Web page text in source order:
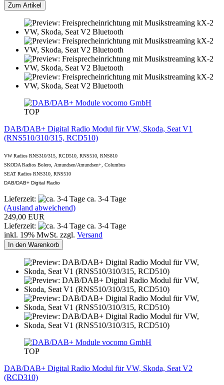
Zum Artikel
vocomo GmbH
TOP
DAB/DAB+ Digital Radio Modul für VW, Skoda, Seat V1
(RNS510/310/315, RCD510)
VW Radios RNS310/315, RCD510, RNS510, RNS810
SKODA Radios Bolero, Amundsen/Amundsen+, Columbus
SEAT Radios RNS310, RNS510
DAB/DAB+ Digital Radio
Lieferzeit:
ca. 3-4 Tage
(Ausland abweichend)
249,00 EUR
Lieferzeit:
ca. 3-4 Tage
inkl. 19% MwSt. zzgl. Versand
In den Warenkorb
vocomo GmbH
TOP
DAB/DAB+ Digital Radio Modul für VW, Skoda, Seat V2
(RCD310)